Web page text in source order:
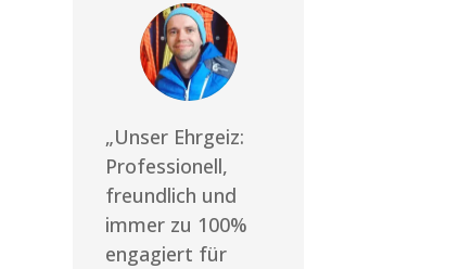
„Unser Ehrgeiz:
Professionell,
freundlich und
immer zu 100%
engagiert für